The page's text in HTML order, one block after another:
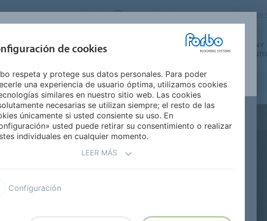
FLOORING SYSTEMS SPAIN
SEGMENTOS
INSPIRACIÓN Y
REFERENCIAS
SOSTENIBILIDAD
INSTALACIÓN Y
MANTENIMIENTO
de Seguridad Surestep Wood
de pavimentos de
cálido a todos
de cookies
respeta y protege sus datos personales. Para poder
una experiencia de usuario óptima, utilizamos cookies
similares en nuestro sitio web. Las cookies
necesarias se utilizan siempre; el resto de las
únicamente si usted consiente su uso. En
usted puede retirar su consentimiento o realizar
individuales en cualquier momento.
LEER MÁS
Configuración